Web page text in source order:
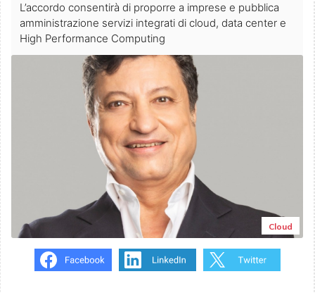
L’accordo consentirà di proporre a imprese e pubblica
amministrazione servizi integrati di cloud, data center e
High Performance Computing
Cloud